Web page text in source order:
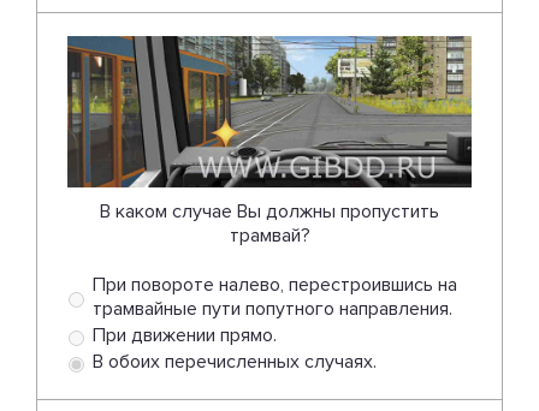
В каком случае Вы должны пропустить
трамвай?
При повороте налево, перестроившись на
трамвайные пути попутного направления.
При движении прямо.
В обоих перечисленных случаях.